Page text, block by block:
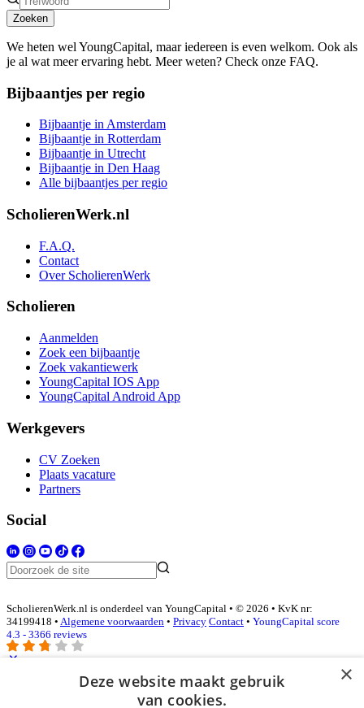
Zoeken
We heten wel YoungCapital, maar iedereen is even welkom. Ook als
je al wat meer ervaring hebt. Meer weten? Check onze FAQ.
Bijbaantjes per regio
Bijbaantje in Amsterdam
Bijbaantje in Rotterdam
Bijbaantje in Utrecht
Bijbaantje in Den Haag
Alle bijbaantjes per regio
ScholierenWerk.nl
F.A.Q.
Contact
Over ScholierenWerk
Scholieren
Aanmelden
Zoek een bijbaantje
Zoek vakantiewerk
YoungCapital IOS App
YoungCapital Android App
Werkgevers
CV Zoeken
Plaats vacature
Partners
Social
ScholierenWerk.nl is onderdeel van YoungCapital • © 2026 • KvK nr:
34199418 • Algemene voorwaarden • Privacy Contact • YoungCapital score
4.3 - 3366 reviews
Inloggen als bedrijf
×
Deze website maakt gebruik
van cookies.